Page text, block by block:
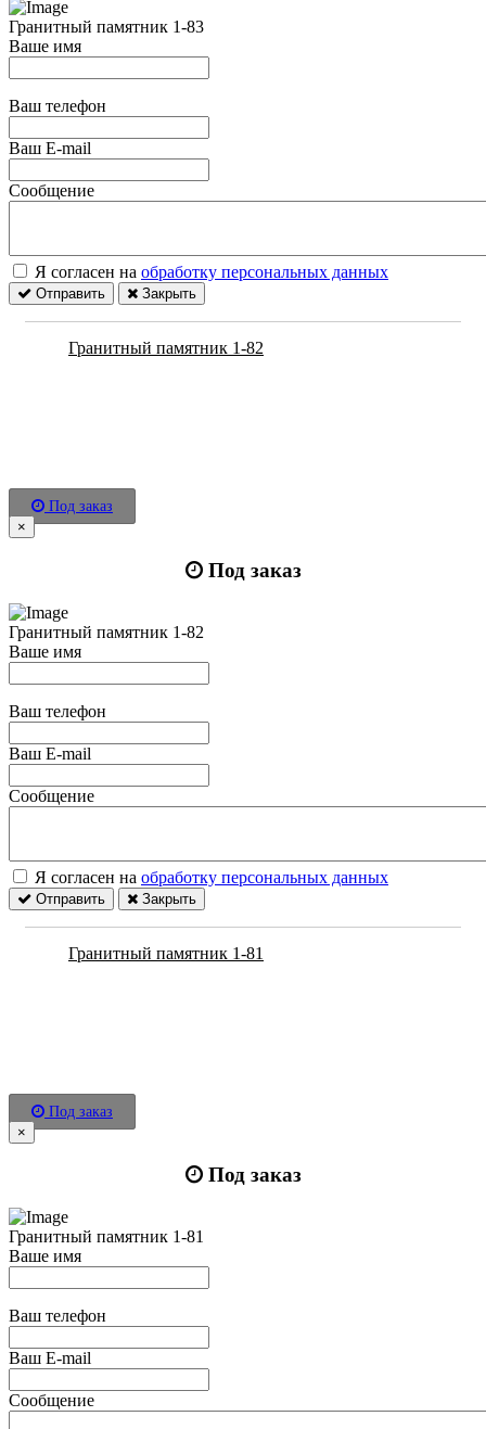
Гранитный памятник 1-83
Ваше имя
Ваш телефон
Ваш E-mail
Сообщение
Я согласен на обработку персональных данных
Отправить Закрыть
Гранитный памятник 1-82
Под заказ
×
Под заказ
Гранитный памятник 1-82
Ваше имя
Ваш телефон
Ваш E-mail
Сообщение
Я согласен на обработку персональных данных
Отправить Закрыть
Гранитный памятник 1-81
Под заказ
×
Под заказ
Гранитный памятник 1-81
Ваше имя
Ваш телефон
Ваш E-mail
Сообщение